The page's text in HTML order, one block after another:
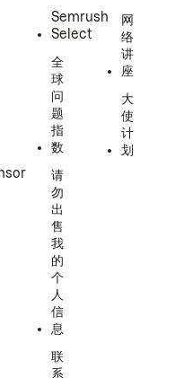
Semrush
Select
全
球
问
题
指
数
请
勿
出
售
我
的
个
人
信
息
联
系
网
络
讲
座
大
使
计
划